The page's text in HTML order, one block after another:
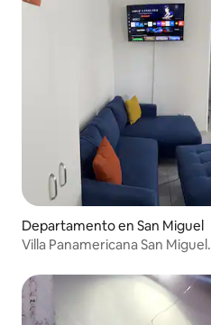
Departamento en San Miguel
Villa Panamericana San Miguel.